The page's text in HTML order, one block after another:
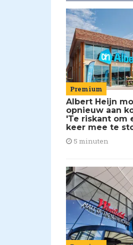
Premium
Albert Heijn
opnieuw aan
'Te riskant om
keer mee te
5 minuten